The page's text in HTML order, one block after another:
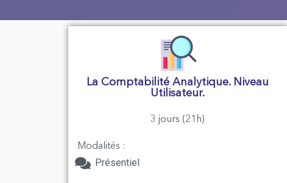
La Comptabilité Analytique. Niveau
Utilisateur.
3 jours (21h)
Modalités :
Présentiel